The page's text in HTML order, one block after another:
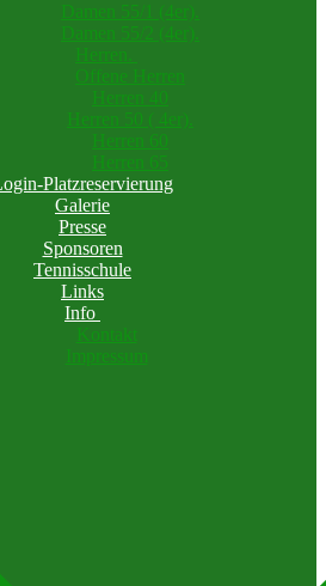
Damen 55/1 (4er).
Damen 55/2 (4er).
Herren.
Offene Herren
Herren 40
Herren 50 ( 4er).
Herren 60
Herren 65
Platzreservierung
Galerie
Presse
Sponsoren
Tennisschule
Links
Info
Kontakt
Impressum